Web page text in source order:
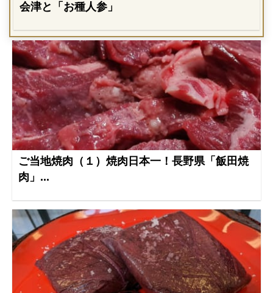
会津と「お種人参」
ご当地焼肉（１）焼肉日本一！長野県「飯田焼
肉」...